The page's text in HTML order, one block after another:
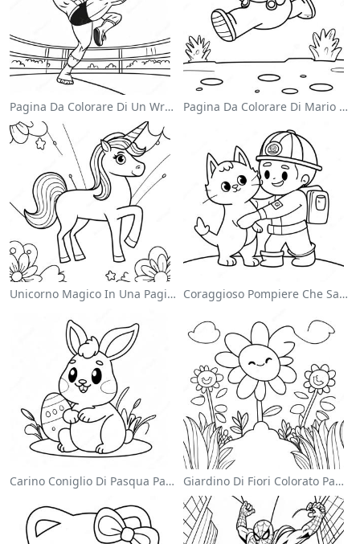
Pagina Da Colorare Di Un Wrestler Wwe Che Salta Sull'avversario Pagina Da Colorare Di Mario Che Salta Sopra I Goomba
Unicorno Magico In Una Pagina Da Colorare Arcobaleno Coraggioso Pompiere Che Salva Un Gatto Da Colorare
Carino Coniglio Di Pasqua Pagina Da Colorare Giardino Di Fiori Colorato Pagina Da Colorare